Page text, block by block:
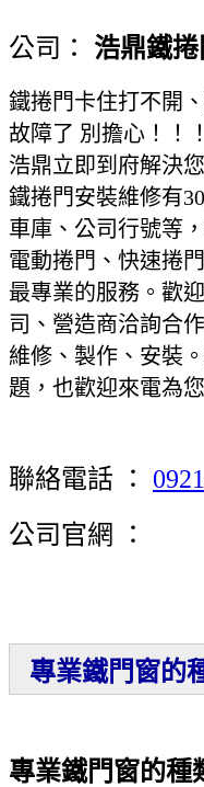
公司： 浩鼎鐵捲
鐵捲門卡住打不開
故障了 別擔心！！
浩鼎立即到府解決
鐵捲門安裝維修有
車庫、公司行號等
電動捲門、快速捲
最專業的服務。歡
司、營造商洽詢合
維修、製作、安裝
題，也歡迎來電為
聯絡電話 ：
公司官網 ：
專業鐵門窗的
專業鐵門窗的種